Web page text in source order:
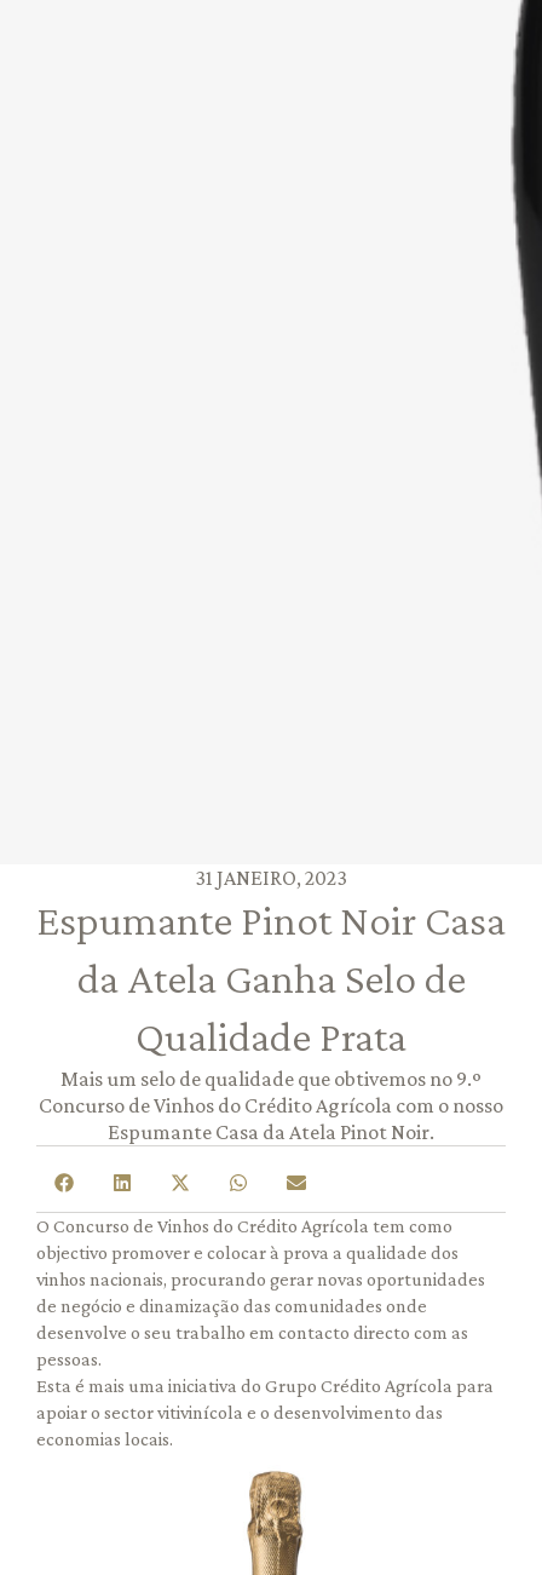
31 JANEIRO, 2023
Espumante Pinot Noir Casa
da Atela Ganha Selo de
Qualidade Prata
Mais um selo de qualidade que obtivemos no 9.º
Concurso de Vinhos do Crédito Agrícola com o nosso
Espumante Casa da Atela Pinot Noir.
O Concurso de Vinhos do Crédito Agrícola tem como
objectivo promover e colocar à prova a qualidade dos
vinhos nacionais, procurando gerar novas oportunidades
de negócio e dinamização das comunidades onde
desenvolve o seu trabalho em contacto directo com as
pessoas.
Esta é mais uma iniciativa do Grupo Crédito Agrícola para
apoiar o sector vitivinícola e o desenvolvimento das
economias locais.